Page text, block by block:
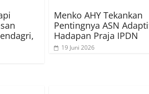
Menko AHY Tekankan
Pentingnya ASN
Hadapan Praja IPDN
19 Juni 2026